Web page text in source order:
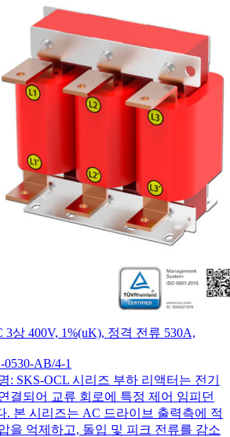
상 400V, 1%(uK), 정격 전류 530A,
AB/4-1
: SKS-OCL 시리즈 부하 리액터는 전기
결되어 교류 회로에 특정 제어 임피던
. 본 시리즈는 AC 드라이브 출력측에 적
을 억제하고, 돌입 및 피크 전류를 감소